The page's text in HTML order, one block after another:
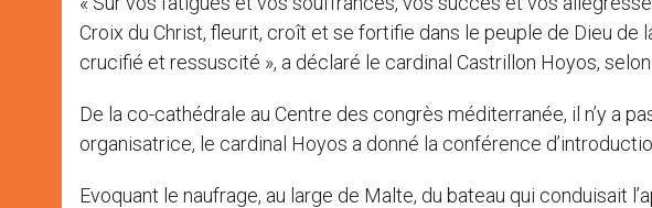
Croix du Christ, fleurit, croît et se fortifie dans le peuple de Dieu de
crucifié et ressuscité », a déclaré le cardinal Castrillon Hoyos, selon
De la co-cathédrale au Centre des congrès méditerranée, il n’y a
organisatrice, le cardinal Hoyos a donné la conférence
Evoquant le naufrage, au large de Malte, du bateau qui conduisait